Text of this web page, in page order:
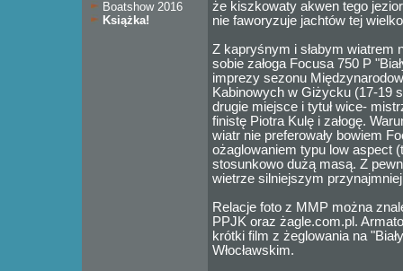
Boatshow 2016
Książka!
że kiszkowaty akwen tego
nie faworyzuje jachtów tej
Z kapryśnym i słabym wiatrem
sobie załoga Focusa 750 P
imprezy sezonu
Kabinowych w Giżycku (17-19
drugie miejsce i tytuł wice-
finistę Piotra Kulę i załogę.
wiatr nie preferowały bowiem
ożaglowaniem typu low aspect
stosunkowo dużą masą. Z
wietrze silniejszym
Relacje foto z MMP można
PPJK oraz żagle.com.pl.
krótki film z żeglowania na
Włocławskim.